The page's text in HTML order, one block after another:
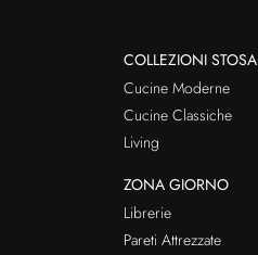
COLLEZIONI STOSA
Cucine Moderne
Cucine Classiche
Living
ZONA GIORNO
Librerie
Pareti Attrezzate